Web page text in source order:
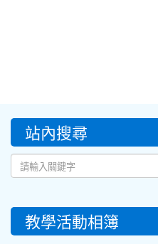
::: 站內搜尋
教學活動相簿